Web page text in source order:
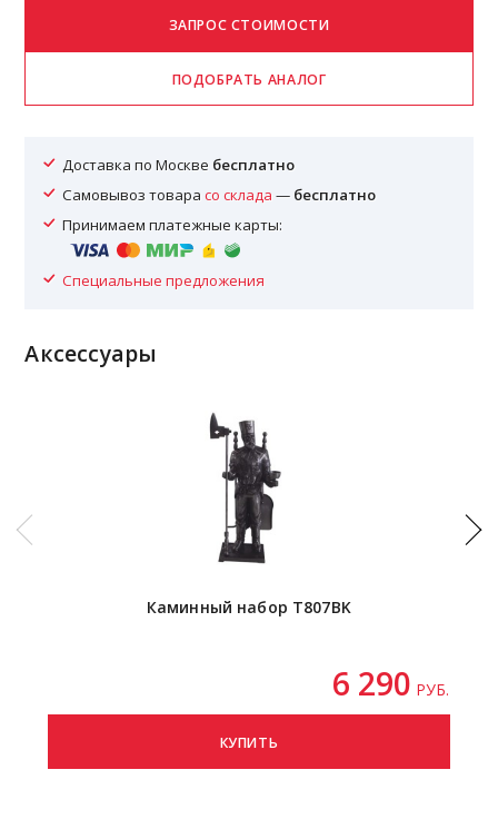
Доставка по Москве бесплатно
Самовывоз товарасо склада — бесплатно
Принимаем платежные карты:
Специальные предложения
Аксессуары
Каминный набор T807BK
6 290 РУБ.
КУПИТЬ